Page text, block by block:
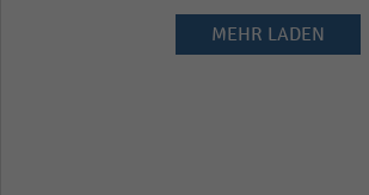
MEHR LADEN